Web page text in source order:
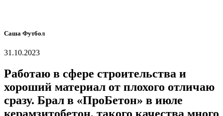
Саша Футбол
31.10.2023
Работаю в сфере строительства и
хороший материал от плохого отличаю
сразу. Брал в «ПроБетон» в июле
керамзитобетон, такого качества много